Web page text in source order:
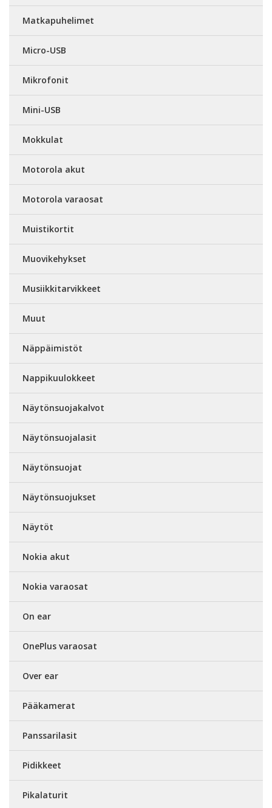
Matkapuhelimet
Micro-USB
Mikrofonit
Mini-USB
Mokkulat
Motorola akut
Motorola varaosat
Muistikortit
Muovikehykset
Musiikkitarvikkeet
Muut
Näppäimistöt
Nappikuulokkeet
Näytönsuojakalvot
Näytönsuojalasit
Näytönsuojat
Näytönsuojukset
Näytöt
Nokia akut
Nokia varaosat
On ear
OnePlus varaosat
Over ear
Pääkamerat
Panssarilasit
Pidikkeet
Pikalaturit